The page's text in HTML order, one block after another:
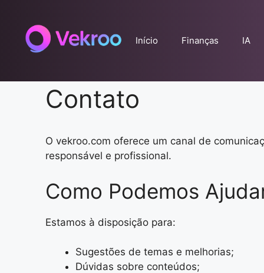
conteúdo
Início Finanças IA
Contato
O vekroo.com oferece um canal de
responsável e profissional.
Como Podemos
Estamos à disposição para:
Sugestões de temas e melhorias;
Dúvidas sobre conteúdos;